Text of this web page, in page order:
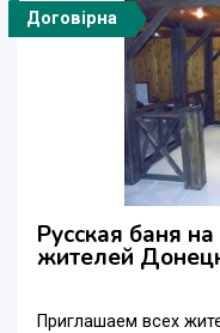
Договірна
Русская баня
жителей
Приглашаем всех